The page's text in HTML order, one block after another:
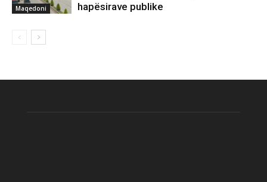
Maqedoni
hapësirave publike